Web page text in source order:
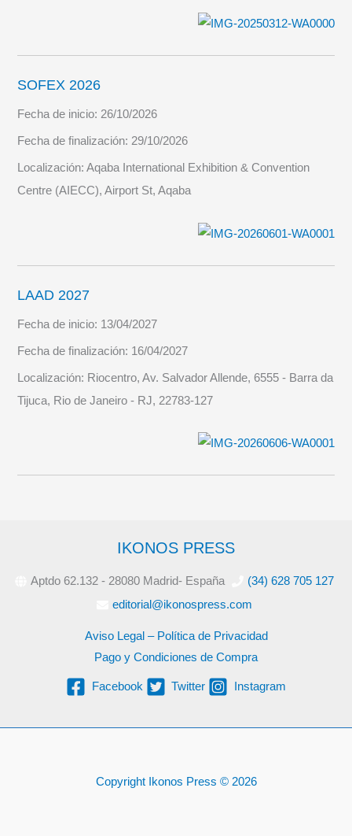
SOFEX 2026
Fecha de inicio:26/10/2026
Fecha de finalización:29/10/2026
Localización:Aqaba International Exhibition & Convention
Centre (AIECC), Airport St, Aqaba
LAAD 2027
Fecha de inicio: 13/04/2027
Fecha de finalización: 16/04/2027
Localización: Riocentro, Av. Salvador Allende, 6555 - Barra da
Tijuca, Rio de Janeiro - RJ, 22783-127
IKONOS PRESS
Aptdo 62.132 - 28080 Madrid- España
(34) 628 705 127
editorial@ikonospress.com
Aviso Legal – Política de Privacidad
Pago y Condiciones de Compra
Facebook Twitter Instagram
Copyright Ikonos Press © 2026